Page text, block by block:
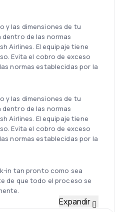
y las dimensiones de tu
de las normas
Airlines. El equipaje tiene
Evita el cobro de exceso
normas establecidas por la
y las dimensiones de tu
de las normas
Airlines. El equipaje tiene
Evita el cobro de exceso
normas establecidas por la
in tan pronto como sea
de que todo el proceso se
Expandir